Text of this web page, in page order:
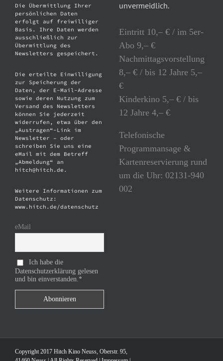
Die Übermittlung Ihrer
persönlichen Daten
erfolgt auf freiwilliger
Basis. Ihre Daten werden
ausschließlich zur
Übermittlung des
Newsletters gespeichert.
Die erteilte Einwilligung
zur Speicherung der
Daten, der E-Mail-Adresse
sowie deren Nutzung zum
Versand des Newsletters
können Sie jederzeit
widerrufen, etwa über den
„Austragen“-Link im
Newsletter – oder
schreiben Sie uns eine
eMail mit dem Betreff
„Abmeldung“ an
hitch@hitch.de.
Weitere Informationen zum
Datenschutz:
www.hitch.de/datenschutz
eMail
Ich habe die
Datenschutzerklärung gelesen
und bin einverstanden.*
unvermeidlich.
Eintritt 10,– € / im 5er-
Abo 9,– €
Nachmittagsvorstellung
8,– € / bis 12 Jahre 5,–
€
Kinderkino 5,– € / bis
12 Jahre 4,– €
Telefonische
Programmansage &
Kartenreservierung rund
um die Uhr: 02131-940
002
Copyright 2017 Hitch Kino Neuss, Oberstr. 95,